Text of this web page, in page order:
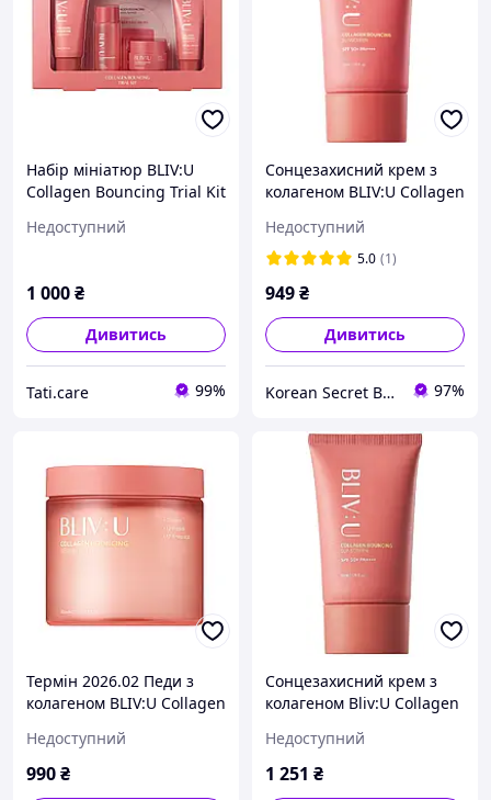
Набір мініатюр BLIV:U
Collagen Bouncing Trial Kit
Недоступний
1 000₴
Дивитись
Tati.care 99%
Сонцезахисний крем з
колагеном BLIV:U Collagen
50+ PA++++ 50 ml
Недоступний
5.0 (1)
949₴
Дивитись
Korean Secret Beauty 97%
Термін 2026.02 Педи з
колагеном BLIV:U Collagen
pads
Недоступний
990₴
Сонцезахисний крем з
колагеном Bliv:U Collagen
(1364781-2)
Недоступний
1 251 ₴